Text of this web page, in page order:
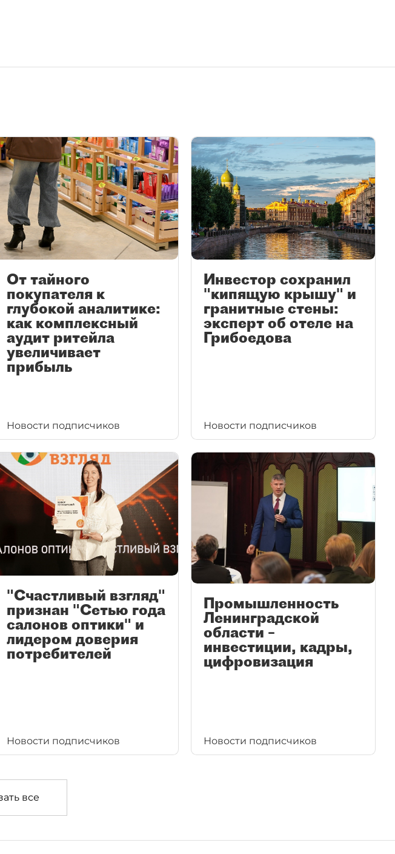
От тайного
покупателя к
глубокой аналитике:
как комплексный
аудит ритейла
увеличивает
прибыль
Новости подписчиков
Инвестор сохранил
"кипящую крышу" и
гранитные стены:
эксперт об отеле на
Грибоедова
Новости подписчиков
"Счастливый взгляд"
признан "Сетью года
салонов оптики" и
лидером доверия
потребителей
Новости подписчиков
Промышленность
Ленинградской
области –
инвестиции, кадры,
цифровизация
Новости подписчиков
все